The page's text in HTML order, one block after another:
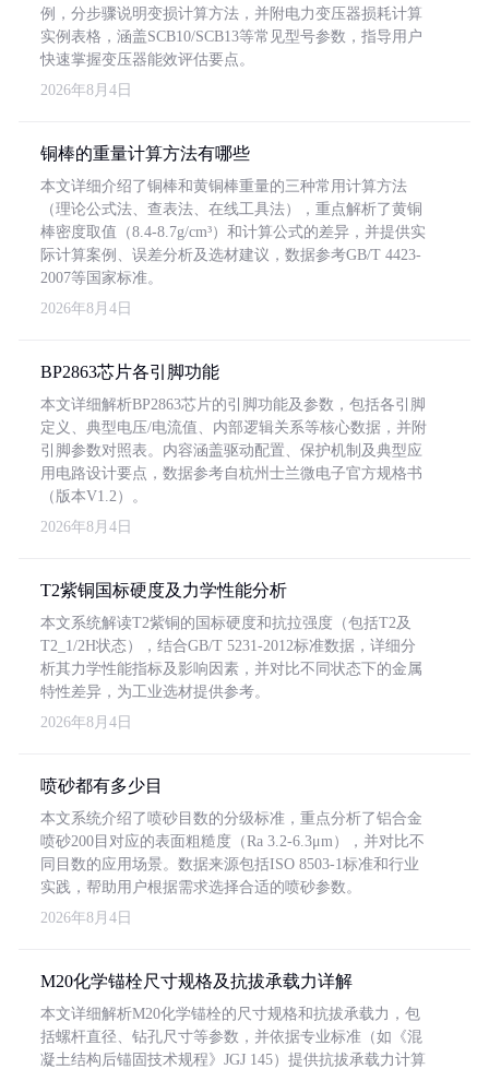
例，分步骤说明变损计算方法，并附电力变压器损耗计算
实例表格，涵盖SCB10/SCB13等常见型号参数，指导用户
快速掌握变压器能效评估要点。
2026年8月4日
铜棒的重量计算方法有哪些
本文详细介绍了铜棒和黄铜棒重量的三种常用计算方法
（理论公式法、查表法、在线工具法），重点解析了黄铜
棒密度取值（8.4-8.7g/cm³）和计算公式的差异，并提供实
际计算案例、误差分析及选材建议，数据参考GB/T 4423-
2007等国家标准。
2026年8月4日
BP2863芯片各引脚功能
本文详细解析BP2863芯片的引脚功能及参数，包括各引脚
定义、典型电压/电流值、内部逻辑关系等核心数据，并附
引脚参数对照表。内容涵盖驱动配置、保护机制及典型应
用电路设计要点，数据参考自杭州士兰微电子官方规格书
（版本V1.2）。
2026年8月4日
T2紫铜国标硬度及力学性能分析
本文系统解读T2紫铜的国标硬度和抗拉强度（包括T2及
T2_1/2H状态），结合GB/T 5231-2012标准数据，详细分
析其力学性能指标及影响因素，并对比不同状态下的金属
特性差异，为工业选材提供参考。
2026年8月4日
喷砂都有多少目
本文系统介绍了喷砂目数的分级标准，重点分析了铝合金
喷砂200目对应的表面粗糙度（Ra 3.2-6.3μm），并对比不
同目数的应用场景。数据来源包括ISO 8503-1标准和行业
实践，帮助用户根据需求选择合适的喷砂参数。
2026年8月4日
M20化学锚栓尺寸规格及抗拔承载力详解
本文详细解析M20化学锚栓的尺寸规格和抗拔承载力，包
括螺杆直径、钻孔尺寸等参数，并依据专业标准（如《混
凝土结构后锚固技术规程》JGJ 145）提供抗拔承载力计算